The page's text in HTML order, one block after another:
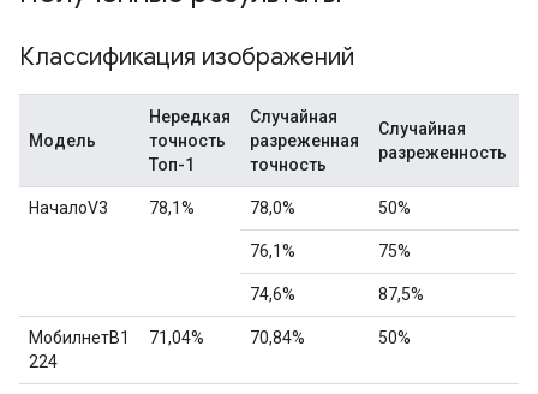
Классификация изображений
Модель
Нередкая
точность
Топ-1
Случайная
разреженная
точность
Случайная
разреженность
НачалоV3 78,1% 78,0% 50%
76,1% 75%
74,6% 87,5%
МобилнетВ1
224
71,04% 70,84% 50%